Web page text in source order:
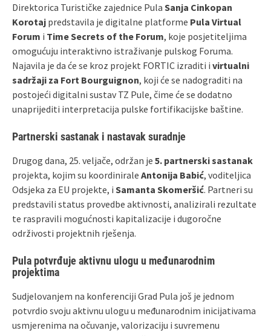
Direktorica Turističke zajednice Pula Sanja Cinkopan
Korotaj predstavila je digitalne platforme Pula Virtual
Forum i Time Secrets of the Forum, koje posjetiteljima
omogućuju interaktivno istraživanje pulskog Foruma.
Najavila je da će se kroz projekt FORTIC izraditi i virtualni
sadržaji za Fort Bourguignon, koji će se nadograditi na
postojeći digitalni sustav TZ Pule, čime će se dodatno
unaprijediti interpretacija pulske fortifikacijske baštine.
Partnerski sastanak i nastavak suradnje
Drugog dana, 25. veljače, održan je 5. partnerski sastanak
projekta, kojim su koordinirale Antonija Babić, voditeljica
Odsjeka za EU projekte, i Samanta Skomeršić. Partneri su
predstavili status provedbe aktivnosti, analizirali rezultate
te raspravili mogućnosti kapitalizacije i dugoročne
održivosti projektnih rješenja.
Pula potvrđuje aktivnu ulogu u međunarodnim
projektima
Sudjelovanjem na konferenciji Grad Pula još je jednom
potvrdio svoju aktivnu ulogu u međunarodnim inicijativama
usmjerenima na očuvanje, valorizaciju i suvremenu